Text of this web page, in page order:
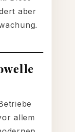
aber
allem